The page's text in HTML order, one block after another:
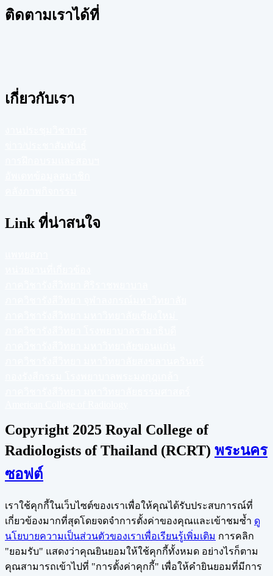
ติดตามเราได้ที่
เกี่ยวกับเรา
Link ที่น่าสนใจ
Copyright 2025 Royal College of
Radiologists of Thailand (RCRT) พระนคร
ซอฟต์
เราใช้คุกกี้ในเว็บไซต์ของเราเพื่อให้คุณได้รับประสบการณ์ที่
เกี่ยวข้องมากที่สุดโดยจดจำการตั้งค่าของคุณและเข้าชมซ้ำ ดู
นโยบายความเป็นส่วนตัวของเราเพื่อเรียนรู้เพิ่มเติม การคลิก
"ยอมรับ" แสดงว่าคุณยินยอมให้ใช้คุกกี้ทั้งหมด อย่างไรก็ตาม
คุณสามารถเข้าไปที่ "การตั้งค่าคุกกี้" เพื่อให้คำยินยอมที่มีการ